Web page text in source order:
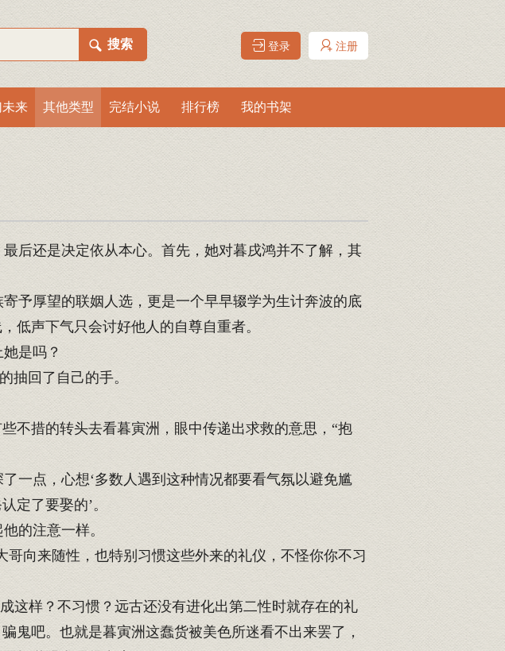
登录 注册
来 其他类型 完结小说 排行榜 我的书架
后还是决定依从本心。首先，她对暮戌鸿并不了解，其
予厚望的联姻人选，更是一个早早辍学为生计奔波的底
低声下气只会讨好他人的自尊自重者。
是吗？
抽回了自己的手。
不措的转头去看暮寅洲，眼中传递出求救的意思，“抱
一点，心想‘多数人遇到这种情况都要看气氛以避免尴
定了要娶的’。
的注意一样。
向来随性，也特别习惯这些外来的礼仪，不怪你你不习
样？不习惯？远古还没有进化出第二性时就存在的礼
鬼吧。也就是暮寅洲这蠢货被美色所迷看不出来罢了，